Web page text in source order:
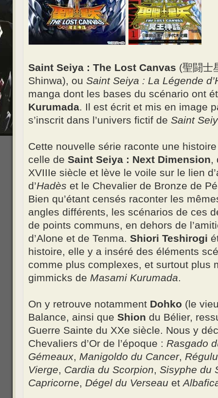
Saint Seiya : The Lost Canvas (聖闘士
Shinwa), ou Saint Seiya : La Légende
manga dont les bases du scénario ont
Kurumada. Il est écrit et mis en image
s’inscrit dans l’univers fictif de Saint
Cette nouvelle série raconte une
celle de Saint Seiya : Next Dimension,
XVIIIe siècle et lève le voile sur le lien
d’Hadès et le Chevalier de Bronze de
Bien qu’étant censés raconter les
angles différents, les scénarios de ces
de points communs, en dehors de
d’Alone et de Tenma. Shiori Teshirogi
histoire, elle y a inséré des éléments
comme plus complexes, et surtout plus
gimmicks de Masami Kurumada.
On y retrouve notamment Dohko (le
Balance, ainsi que Shion du Bélier,
Guerre Sainte du XXe siècle. Nous y
Chevaliers d’Or de l’époque : Rasgado
Gémeaux, Manigoldo du Cancer,
Vierge, Cardia du Scorpion, Sisyphe du
Capricorne, Dégel du Verseau et